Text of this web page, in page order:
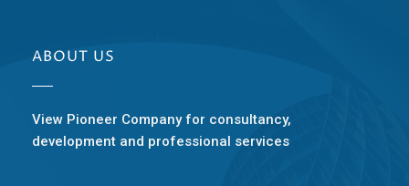
ABOUT US
View Pioneer Company for consultancy,
development and professional services